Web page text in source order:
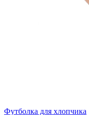
Футболка для хлопчика